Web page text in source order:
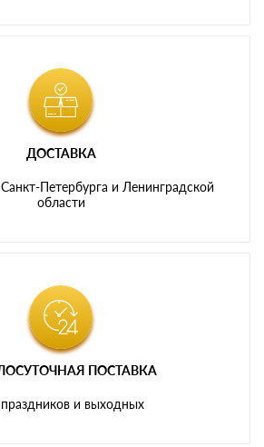
ДОСТАВКА
Петербурга и Ленинградской
области
ПОСТАВКА
праздников и выходных